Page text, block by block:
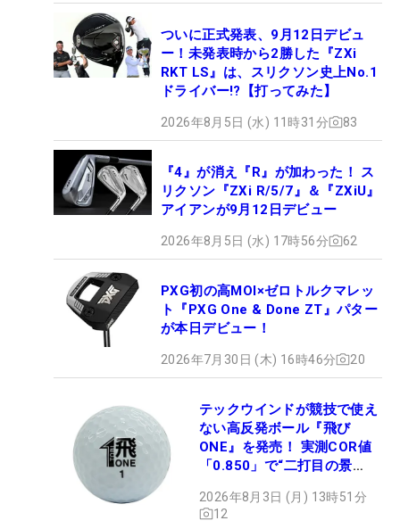
ついに正式発表、9月12日デビュ
ー！未発表時から2勝した『ZXi
RKT LS』は、スリクソン史上No.1
ドライバー!?【打ってみた】
2026年8月5日 (水) 11時31分 83
『4』が消え『R』が加わった！ ス
リクソン『ZXi R/5/7』＆『ZXiU』
アイアンが9月12日デビュー
2026年8月5日 (水) 17時56分 62
PXG初の高MOI×ゼロトルクマレッ
ト『PXG One & Done ZT』パター
が本日デビュー！
2026年7月30日 (木) 16時46分 20
テックウインドが競技で使え
ない高反発ボール『飛び
ONE』を発売！ 実測COR値
「0.850」で“二打目の景
2026年8月3日 (月) 13時51分
12